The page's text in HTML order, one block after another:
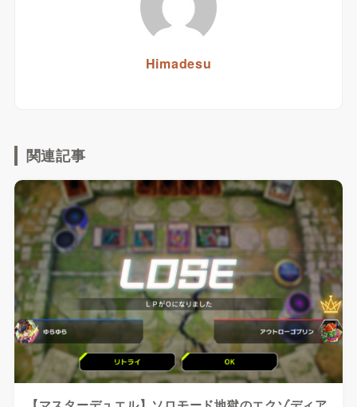
Himadesu
関連記事